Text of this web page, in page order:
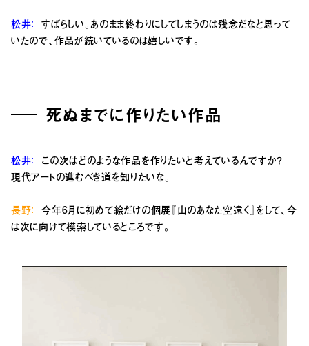
松井： すばらしい。あのまま終わりにしてしまうのは残念だなと思って
いたので、作品が続いているのは嬉しいです。
死ぬまでに作りたい作品
松井： この次はどのような作品を作りたいと考えているんですか？
現代アートの進むべき道を知りたいな。
長野： 今年6月に初めて絵だけの個展『山のあなた空遠く』をして、今
は次に向けて模索しているところです。